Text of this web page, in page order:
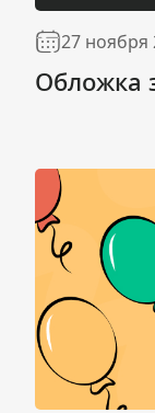
27 ноября
Обложка